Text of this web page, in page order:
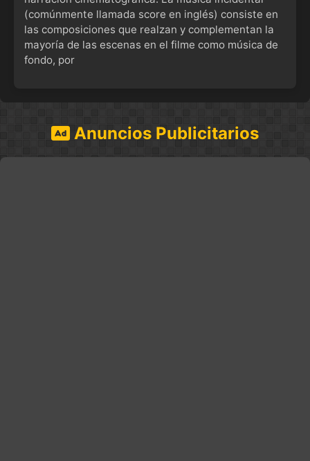
(comúnmente llamada score en inglés) consiste en
las composiciones que realzan y complementan la
mayoría de las escenas en el filme como música de
fondo, por
Anuncios Publicitarios